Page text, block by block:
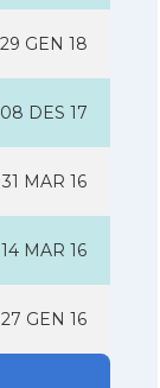
29 GEN 18
08 DES 17
31 MAR 16
14 MAR 16
27 GEN 16